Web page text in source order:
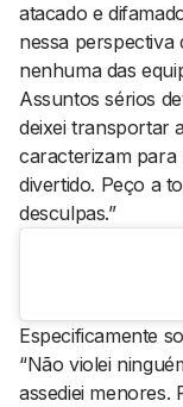
atacado e
nessa
nenhuma das
Assuntos sérios
deixei transportar
caracterizam para
divertido. Peço a
desculpas.”
Especificamente
“Não violei
assediei menores.